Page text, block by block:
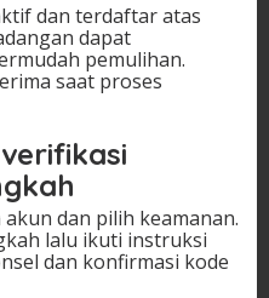
dan terdaftar atas
dapat
pemulihan.
saat proses
dan pilih keamanan.
lalu ikuti instruksi
dan konfirmasi kode